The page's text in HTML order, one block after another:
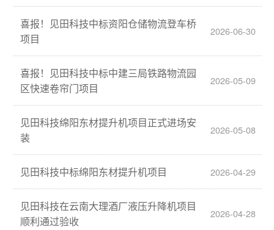
喜报！见田科技中标资阳仓储物流登车桥
项目
2026-06-30
喜报！见田科技中标中建三局铁路物流园
区快速卷帘门项目
2026-05-09
见田科技绵阳东材提升机项目正式进场安
装
2026-05-08
见田科技中标绵阳东材提升机项目 2026-04-29
见田科技在云南大理酒厂液压升降机项目
顺利通过验收
2026-04-28